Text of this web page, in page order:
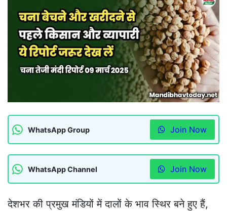
WhatsApp Group Join Now
WhatsApp Channel Join Now
देशभर की प्रमुख मंडियों में दालों के भाव स्थिर बने हुए हैं,